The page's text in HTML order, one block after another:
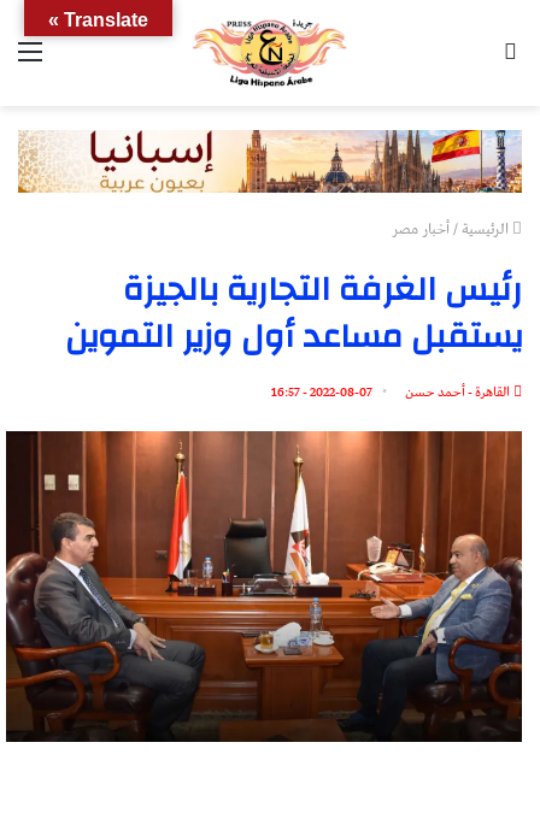
الرئيسية/أخبار مصر
رئيس الغرفة التجارية بالجيزة
يستقبل مساعد أول وزير التموين
القاهرة - أحمد حسن 2022-08-07 - 16:57
Translate »